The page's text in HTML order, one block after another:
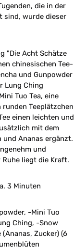
die in der
sind, wurde dieser
"Die Acht Schätze
chinesischen Tee-
und Gunpowder
Lung Ching
Tuo Tea, eine
Teeplätzchen
einen leichten und
mit dem
Ananas ergänzt.
und
liegt die Kraft.
3 Minuten
-Mini Tuo
Ching, -Snow
Zucker) (6